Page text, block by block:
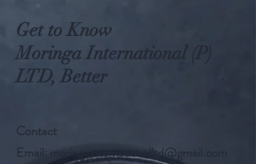
Get to Know
Moringa International (P)
LTD, Better
Contact
Email: moringainternationalltd@gmail.com